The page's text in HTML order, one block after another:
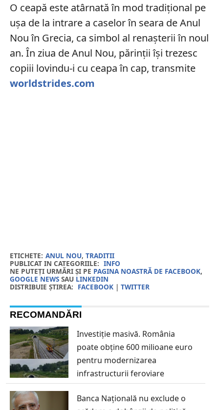
O ceapă este atârnată în mod tradițional pe
ușa de la intrare a caselor în seara de Anul
Nou în Grecia, ca simbol al renașterii în noul
an. În ziua de Anul Nou, părinții își trezesc
copiii lovindu-i cu ceapa în cap, transmite
worldstrides.com
ETICHETE: ANUL NOU, TRADITII
PUBLICAT IN CATEGORIILE: INFO
NE PUTEȚI URMĂRI ȘI PE PAGINA NOASTRĂ DE FACEBOOK,
GOOGLE NEWSSAU LINKEDIN
DISTRIBUIE ȘTIREA: FACEBOOK| TWITTER
RECOMANDĂRI
Investiție masivă. România
poate obține 600 milioane euro
pentru modernizarea
infrastructurii feroviare
Banca Națională nu exclude o